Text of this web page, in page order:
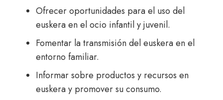
Ofrecer oportunidades para el uso del
euskera en el ocio infantil y juvenil.
Fomentar la transmisión del euskera en el
entorno familiar.
Informar sobre productos y recursos en
euskera y promover su consumo.